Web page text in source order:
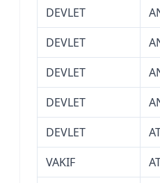
DEVLET
DEVLET
DEVLET
DEVLET
DEVLET
VAKIF